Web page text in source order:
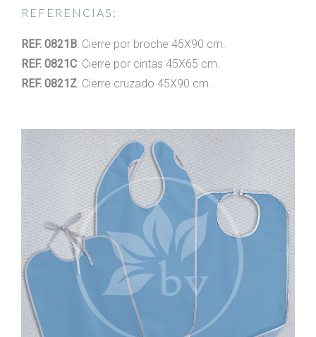
REFERENCIAS:
REF. 0821B: Cierre por broche 45X90 cm.
REF. 0821C: Cierre por cintas 45X65 cm.
REF. 0821Z: Cierre cruzado 45X90 cm.